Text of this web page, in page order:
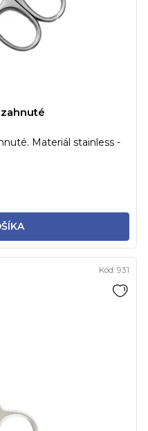
Materiál stainless -
Kód: 931